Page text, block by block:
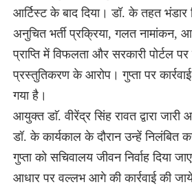
आर्टिस्ट के बाद दिया। डॉ. के तहत भंडार
अनुचित भर्ती प्रक्रिया, गलत नामांकन,
प्राप्ति में विफलता और सरकारी पोर्टल
प्रस्तुतिकरण के आरोप। गुप्ता पर
गया है।
आयुक्त डाॅ. वीरेंद्र सिंह रावत द्वारा
डॉ. के कार्यकाल के दौरान उन्हें निलंबित
गुप्ता को सचिवालय जीवन निर्वाह दिया
आधार पर वल्लभ आगे की कार्रवाई की